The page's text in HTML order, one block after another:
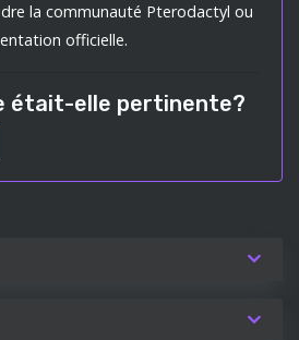
la communauté Pterodactyl ou
officielle.
était-elle pertinente?